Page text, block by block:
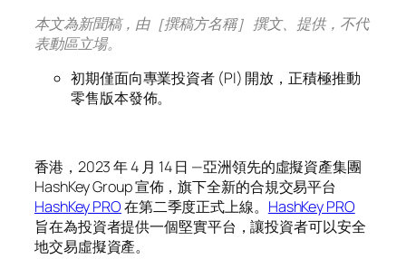
本文為新聞稿，由［撰稿方名稱］ 撰文、提供，不代
表動區立場。
初期僅面向專業投資者 (PI) 開放，正積極推動
零售版本發佈。
香港，2023 年 4 月 14 日 —亞洲領先的虛擬資產集團
HashKey Group 宣佈，旗下全新的合規交易平台
HashKey PRO在第二季度正式上線。 HashKey PRO
旨在為投資者提供一個堅實平台，讓投資者可以安全
地交易虛擬資產。